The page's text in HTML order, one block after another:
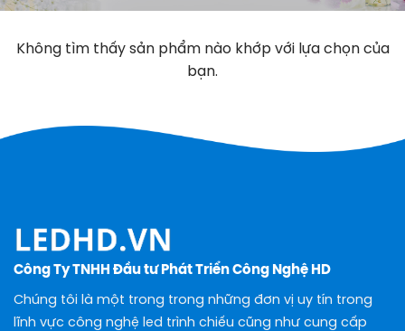
Không tìm thấy sản phẩm nào khớp với lựa chọn của
bạn.
Công Ty TNHH Đầu tư Phát Triển Công Nghệ HD
Chúng tôi là một trong trong những đơn vị uy tín trong
lĩnh vực công nghệ led trình chiếu cũng như cung cấp